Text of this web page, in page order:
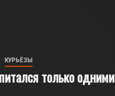
КУРЬЁЗЫ
только одними